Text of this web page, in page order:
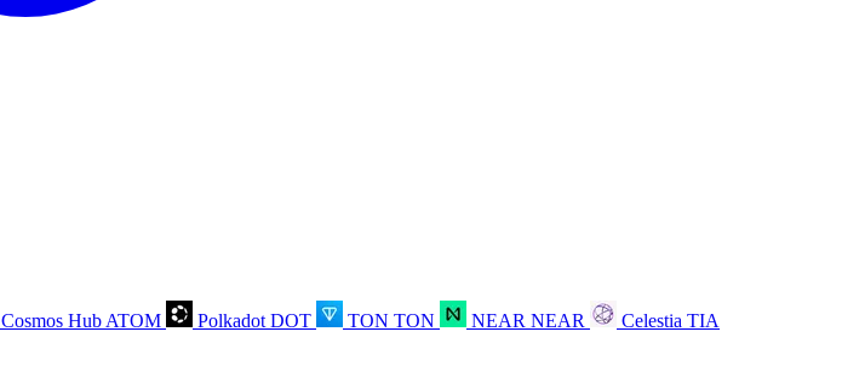
Cosmos Hub ATOM Polkadot DOT TON TON NEAR NEAR Celestia TIA